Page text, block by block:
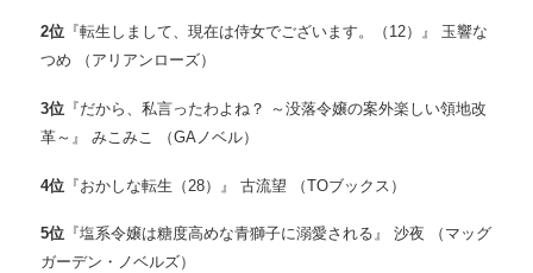
2位 『転生しまして、現在は侍女でございます。（12）』 玉響な
つめ （アリアンローズ）
3位 『だから、私言ったわよね？ ～没落令嬢の案外楽しい領地改
革～』 みこみこ （GAノベル）
4位 『おかしな転生（28）』 古流望 （TOブックス）
5位 『塩系令嬢は糖度高めな青獅子に溺愛される』 沙夜 （マッグ
ガーデン・ノベルズ）